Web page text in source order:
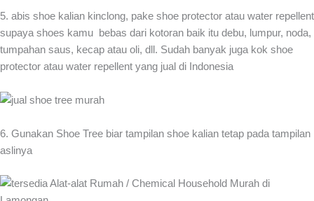
5. abis shoe kalian kinclong, pake shoe protector atau water repellent
supaya shoes kamu bebas dari kotoran baik itu debu, lumpur, noda,
tumpahan saus, kecap atau oli, dll. Sudah banyak juga kok shoe
protector atau water repellent yang jual di Indonesia
6. Gunakan Shoe Tree biar tampilan shoe kalian tetap pada tampilan
aslinya